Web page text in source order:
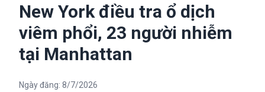
New York điều tra ổ dịch
viêm phổi, 23 người nhiễm
tại Manhattan
Ngày đăng: 8/7/2026